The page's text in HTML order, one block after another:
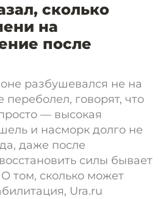
сколько
на
после
разбушевался не на
переболел, говорят, что
— высокая
и насморк долго не
даже после
силы бывает
том, сколько может
Ura.ru